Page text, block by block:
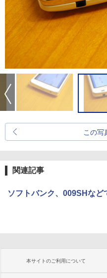
この写
関連記事
ソフトバンク、009SHなど
本サイトのご利用について